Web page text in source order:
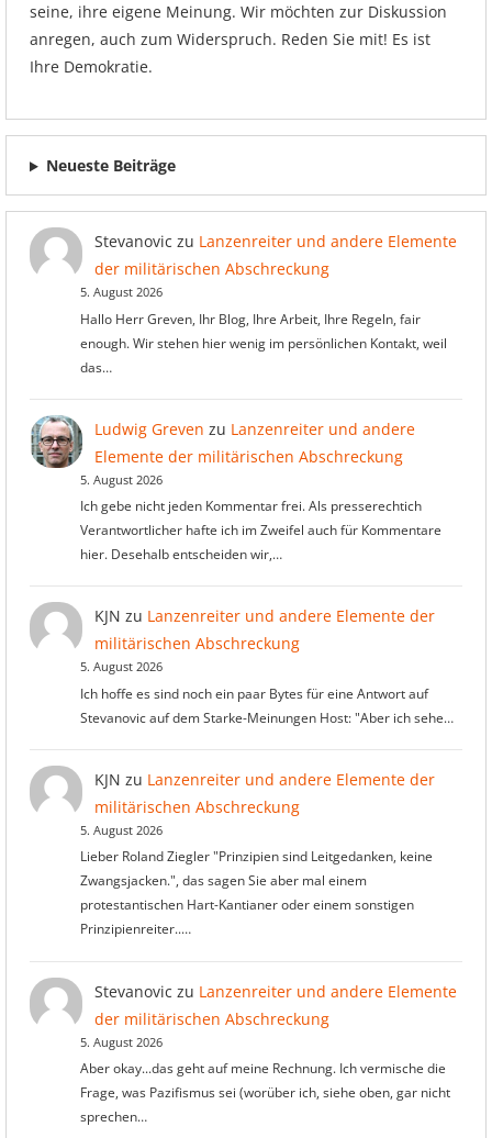
seine, ihre eigene Meinung. Wir möchten zur Diskussion
anregen, auch zum Widerspruch. Reden Sie mit! Es ist
Ihre Demokratie.
Neueste Beiträge
Stevanovic zu Lanzenreiter und andere Elemente
der militärischen Abschreckung
5. August 2026
Hallo Herr Greven, Ihr Blog, Ihre Arbeit, Ihre Regeln, fair
enough. Wir stehen hier wenig im persönlichen Kontakt, weil
das…
Ludwig Greven zu Lanzenreiter und andere
Elemente der militärischen Abschreckung
5. August 2026
Ich gebe nicht jeden Kommentar frei. Als presserechtich
Verantwortlicher hafte ich im Zweifel auch für Kommentare
hier. Desehalb entscheiden wir,…
KJN zu Lanzenreiter und andere Elemente der
militärischen Abschreckung
5. August 2026
Ich hoffe es sind noch ein paar Bytes für eine Antwort auf
Stevanovic auf dem Starke-Meinungen Host: "Aber ich sehe…
KJN zu Lanzenreiter und andere Elemente der
militärischen Abschreckung
5. August 2026
Lieber Roland Ziegler "Prinzipien sind Leitgedanken, keine
Zwangsjacken.", das sagen Sie aber mal einem
protestantischen Hart-Kantianer oder einem sonstigen
Prinzipienreiter..…
Stevanovic zu Lanzenreiter und andere Elemente
der militärischen Abschreckung
5. August 2026
Aber okay...das geht auf meine Rechnung. Ich vermische die
Frage, was Pazifismus sei (worüber ich, siehe oben, gar nicht
sprechen…